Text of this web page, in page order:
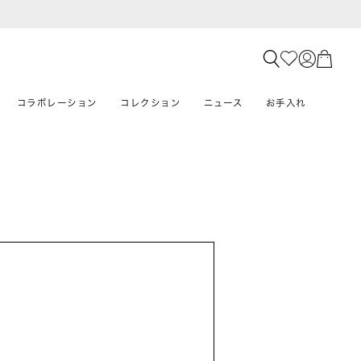
コラボレーション コレクション ニュース お手入れ